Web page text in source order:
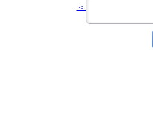
＜ セミナー一覧へ戻る